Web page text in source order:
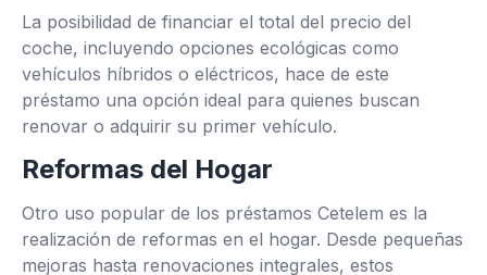
La posibilidad de financiar el total del precio del
coche, incluyendo opciones ecológicas como
vehículos híbridos o eléctricos, hace de este
préstamo una opción ideal para quienes buscan
renovar o adquirir su primer vehículo.
Reformas del Hogar
Otro uso popular de los préstamos Cetelem es la
realización de reformas en el hogar. Desde pequeñas
mejoras hasta renovaciones integrales, estos